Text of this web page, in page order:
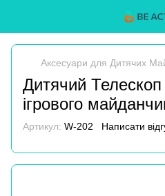
Аксесуари для Дитячих
Дитячий
ігрового
Артикул: W-202 Написати